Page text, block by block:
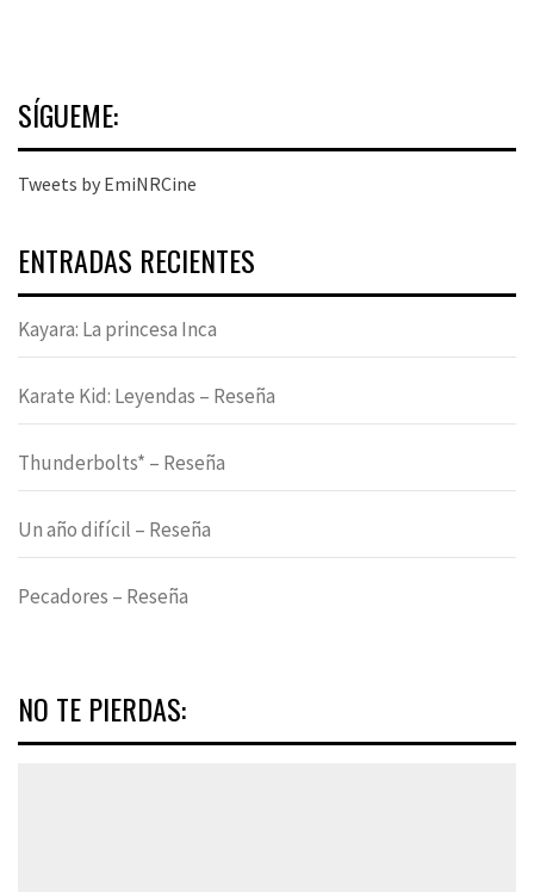
SÍGUEME:
Tweets by EmiNRCine
ENTRADAS RECIENTES
Kayara: La princesa Inca
Karate Kid: Leyendas – Reseña
Thunderbolts* – Reseña
Un año difícil – Reseña
Pecadores – Reseña
NO TE PIERDAS: